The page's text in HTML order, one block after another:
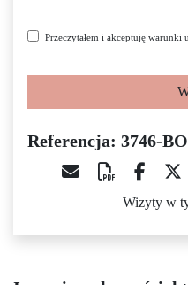
Przeczytałem i akceptuję warunki
Referencja: 3746-
Wizyty w